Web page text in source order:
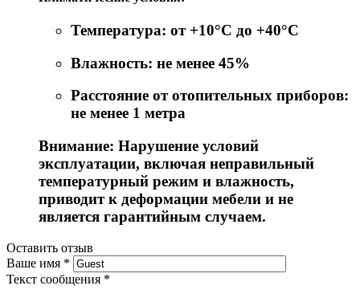
Температура: от +10°C до +40°C
Влажность: не менее 45%
Расстояние от отопительных приборов:
не менее 1 метра
Внимание: Нарушение условий
эксплуатации, включая неправильный
температурный режим и влажность,
приводит к деформации мебели и не
является гарантийным случаем.
Оставить отзыв
Ваше имя *
Текст сообщения *